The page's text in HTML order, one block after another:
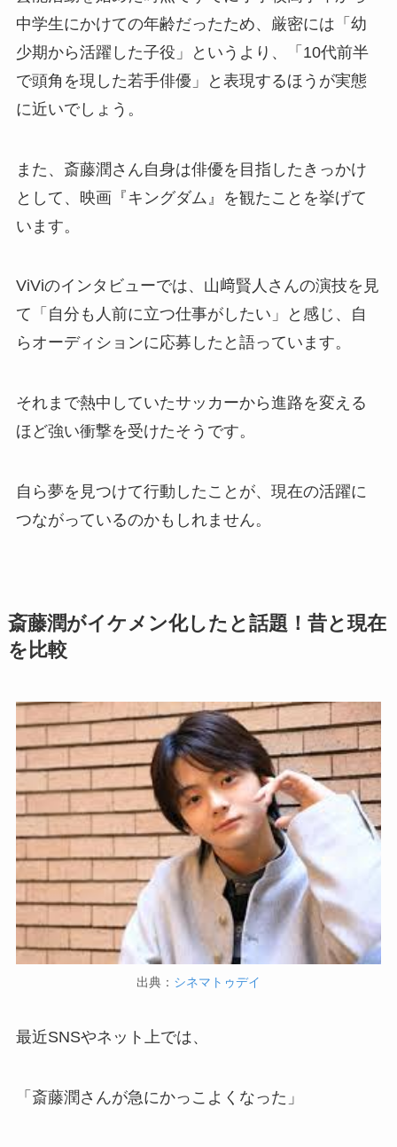
中学生にかけての年齢だったため、厳密には「幼
少期から活躍した子役」というより、「10代前半
で頭角を現した若手俳優」と表現するほうが実態
に近いでしょう。
また、斎藤潤さん自身は俳優を目指したきっかけ
として、映画『キングダム』を観たことを挙げて
います。
ViViのインタビューでは、山﨑賢人さんの演技を見
て「自分も人前に立つ仕事がしたい」と感じ、自
らオーディションに応募したと語っています。
それまで熱中していたサッカーから進路を変える
ほど強い衝撃を受けたそうです。
自ら夢を見つけて行動したことが、現在の活躍に
つながっているのかもしれません。
斎藤潤がイケメン化したと話題！昔と現在
を比較
出典： シネマトゥデイ
最近SNSやネット上では、
「斎藤潤さんが急にかっこよくなった」